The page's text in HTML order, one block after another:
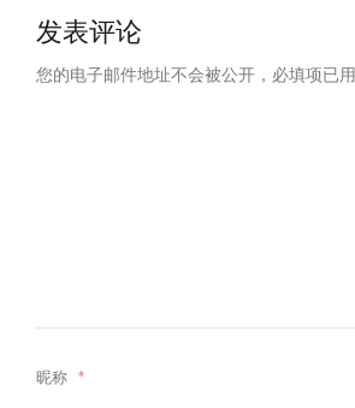
发表评论
您的电子邮件地址不会被公开， 必填项已用
昵称 *